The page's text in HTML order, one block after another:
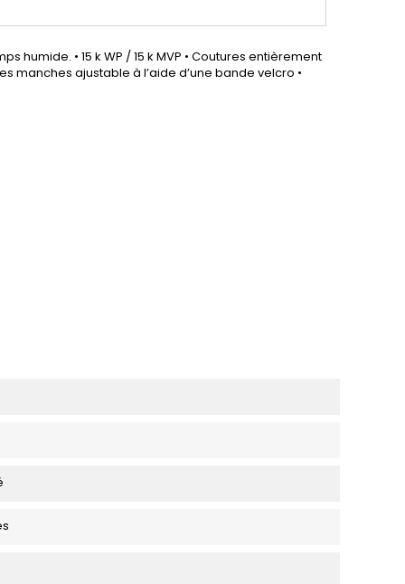
• 15 k WP / 15 k MVP • Coutures entièrement
manches ajustable à l’aide d’une bande velcro •